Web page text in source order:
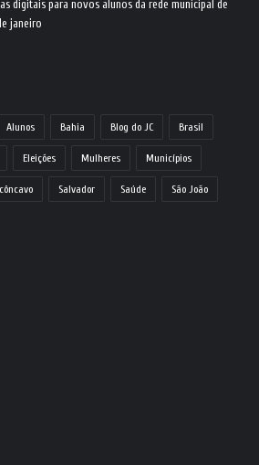
digitais para novos alunos da rede municipal de
janeiro
Alunos Bahia Blog do JC Brasil
Eleições Mulheres Municípios
Salvador Saúde São João